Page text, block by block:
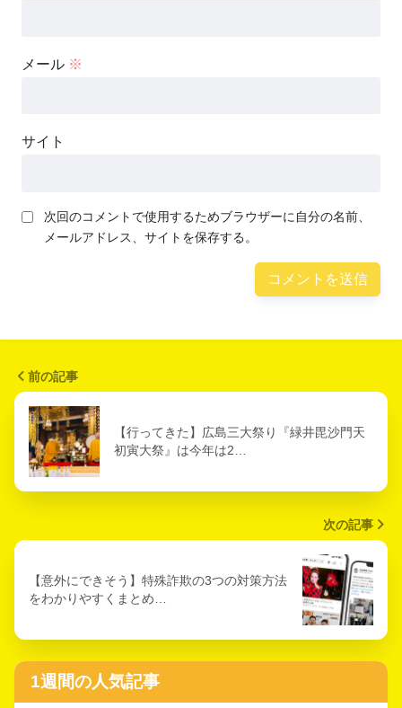
メール ※
サイト
次回のコメントで使用するためブラウザーに自分の名前、
メールアドレス、サイトを保存する。
前の記事
【行ってきた】広島三大祭り『緑井毘沙門天
初寅大祭』は今年は2…
次の記事
【意外にできそう】特殊詐欺の3つの対策方法
をわかりやすくまとめ…
1週間の人気記事